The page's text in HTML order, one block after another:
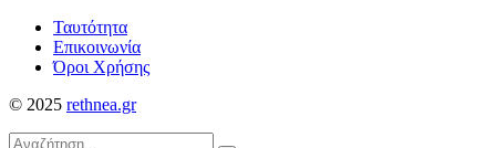
Ταυτότητα
Επικοινωνία
Όροι Χρήσης
© 2025 rethnea.gr